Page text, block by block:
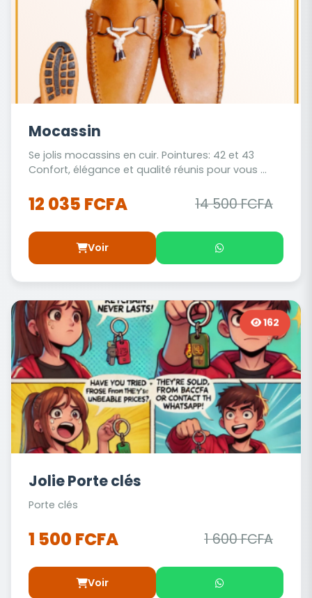
Mocassin
Se jolis mocassins en cuir. Pointures: 42 et 43
Confort, élégance et qualité réunis pour vous ...
12 035 FCFA 14 500 FCFA
Voir
162
Jolie Porte clés
Porte clés
1 500 FCFA 1 600 FCFA
Voir